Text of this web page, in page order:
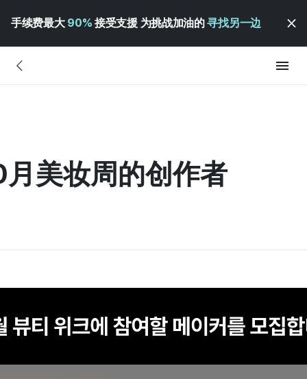
手续费最大 90% 接受支援 为挑战加油的寻找另一边
美妆周的创作者